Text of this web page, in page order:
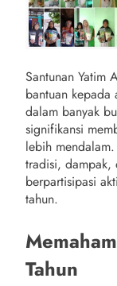
Santunan Yatim
bantuan kepada
dalam banyak
signifikansi
lebih
tradisi, dampak,
berpartisipasi
tahun.
Tahun